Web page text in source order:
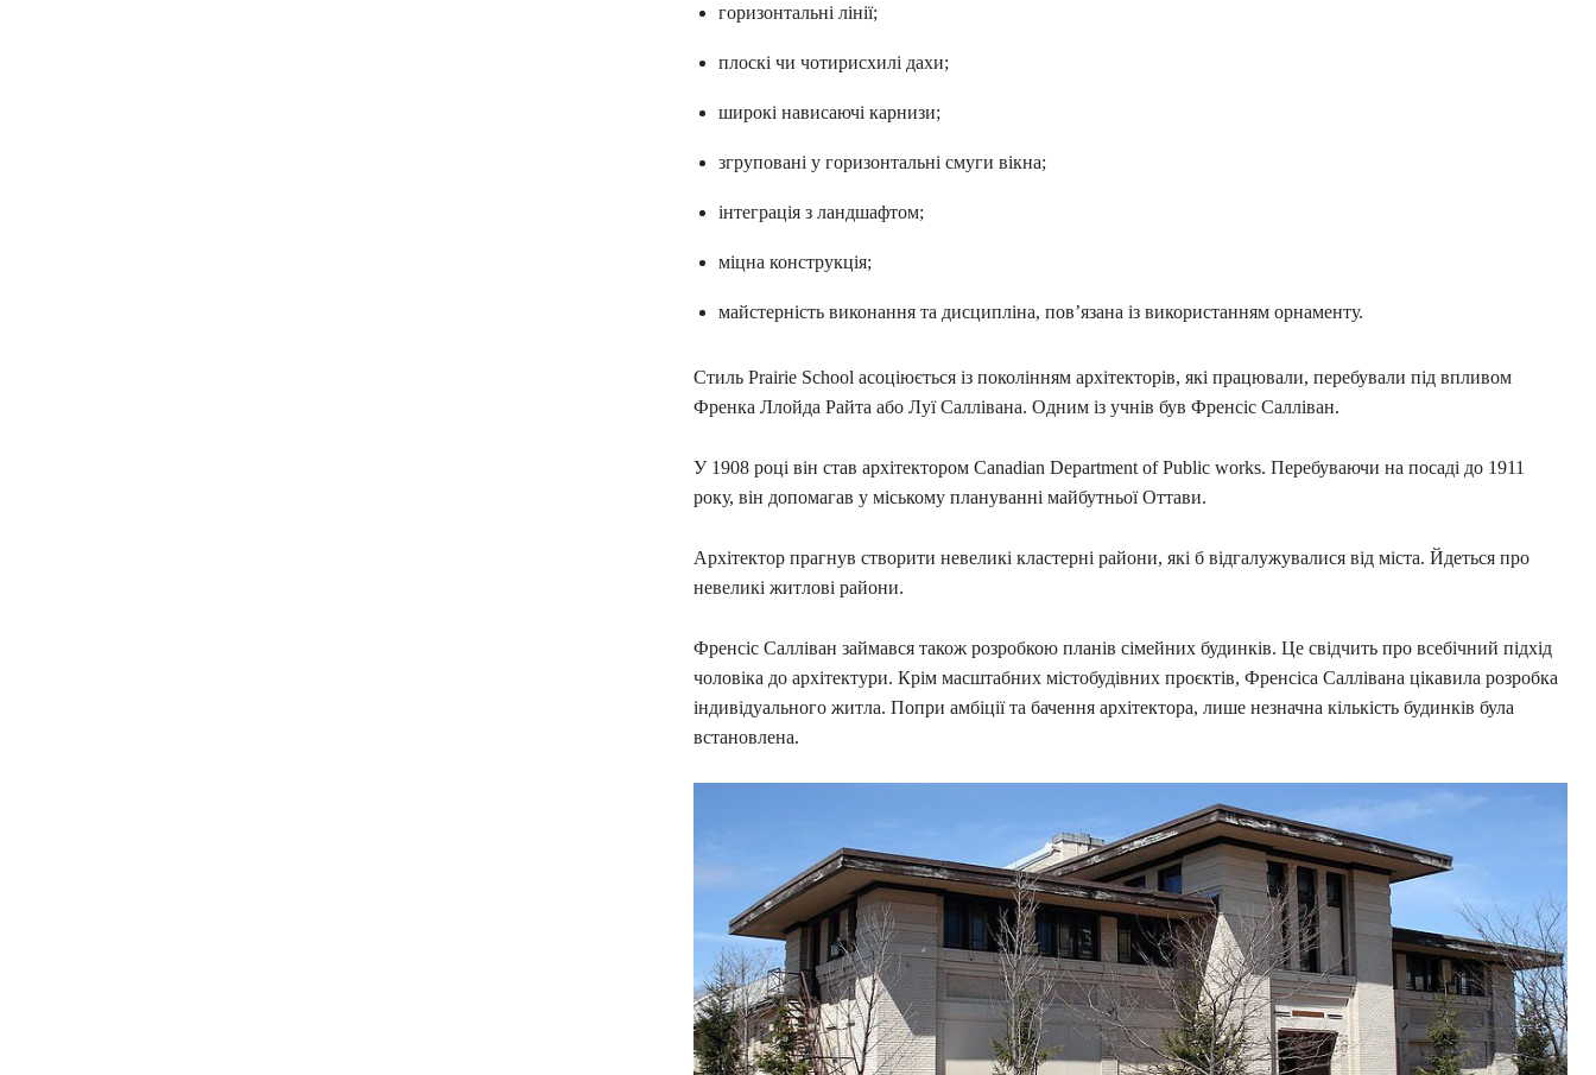
горизонтальні лінії;
плоскі чи чотирисхилі дахи;
широкі нависаючі карнизи;
згруповані у горизонтальні смуги вікна;
інтеграція з ландшафтом;
міцна конструкція;
майстерність виконання та дисципліна, пов’язана із використанням орнаменту.
Стиль Prairie School асоціюється із поколінням архітекторів, які працювали, перебували під впливом
Френка Ллойда Райта або Луї Саллівана. Одним із учнів був Френсіс Салліван.
У 1908 році він став архітектором Canadian Department of Public works. Перебуваючи на посаді до 1911
року, він допомагав у міському плануванні майбутньої Оттави.
Архітектор прагнув створити невеликі кластерні райони, які б відгалужувалися від міста. Йдеться про
невеликі житлові райони.
Френсіс Салліван займався також розробкою планів сімейних будинків. Це свідчить про всебічний підхід
чоловіка до архітектури. Крім масштабних містобудівних проєктів, Френсіса Саллівана цікавила розробка
індивідуального житла. Попри амбіції та бачення архітектора, лише незначна кількість будинків була
встановлена.